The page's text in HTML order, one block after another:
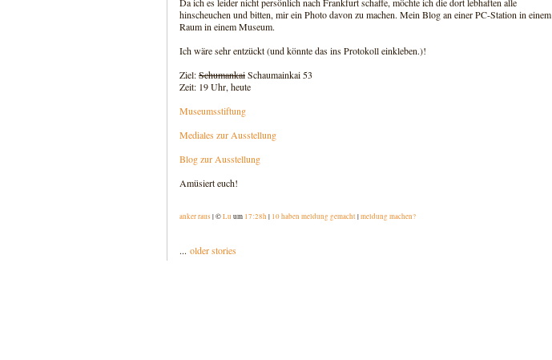
hinscheuchen und bitten, mir ein Photo davon zu machen. Mein Blog an einer PC-Station in einem
Raum in einem Museum.
Ich wäre sehr entzückt (und könnte das ins Protokoll einkleben.)!
Ziel:SchumankaiSchaumainkai 53
Zeit: 19 Uhr, heute
Museumsstiftung
Mediales zur Ausstellung
Blog zur Ausstellung
Amüsiert euch!
anker raus | ©Lu um 17:28h | 10 haben meldung gemacht|meldung machen?
... older stories